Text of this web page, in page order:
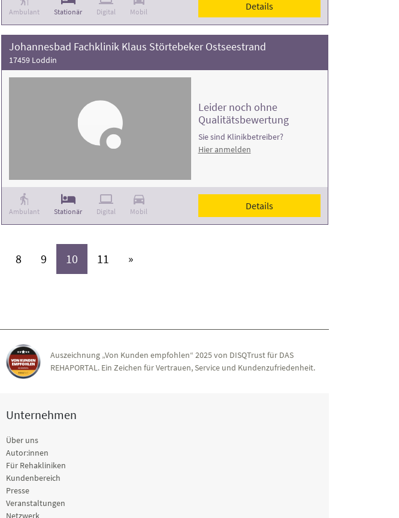
Ambulant Stationär Digital Mobil Details
Johannesbad Fachklinik Klaus Störtebeker Ostseestrand
17459 Loddin
Ambulant Stationär Digital Mobil
Leider noch ohne
Qualitätsbewertung
Sie sind Klinikbetreiber?
Hier anmelden
Details
8 (aktiv)
9 (aktiv)
10 (aktiv)
11 (aktiv)
»
Auszeichnung „Von Kunden empfohlen“ 2025 von DISQTrust für DAS
REHAPORTAL. Ein Zeichen für Vertrauen, Service und Kundenzufriedenheit.
Unternehmen
Über uns
Autor:innen
Für Rehakliniken
Kundenbereich
Presse
Veranstaltungen
Netzwerk